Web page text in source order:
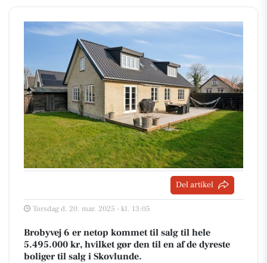
Del artikel
Torsdag d. 20. mar. 2025 - kl. 13:05
Brobyvej 6 er netop kommet til salg til hele
5.495.000 kr, hvilket gør den til en af de dyreste
boliger til salg i Skovlunde.